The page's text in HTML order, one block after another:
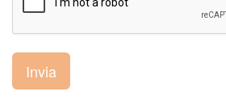
Invia